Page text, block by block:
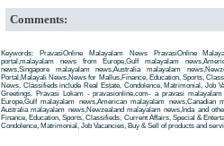
Comments:
Keywords: PravasiOnline Malayalam News PravasiOnline
portal,malayalam news from Europe,Gulf malayalam
news,Singapore malayalam news,Australia malayalam
Portal,Malayali News,News for Mallus,Finance, Education, Sports,
News. Classifieds include Real Estate, Condolence, Matrimonial, Job
Greetings. Pravasi Lokam - pravasionline.com- a pravasi
Europe,Gulf malayalam news,American malayalam news,Canadian
Australia malayalam news,Newzealand malayalam news,Inda and
Finance, Education, Sports, Classifieds, Current Affairs, Special &
Condolence, Matrimonial, Job Vacancies, Buy & Sell of products and